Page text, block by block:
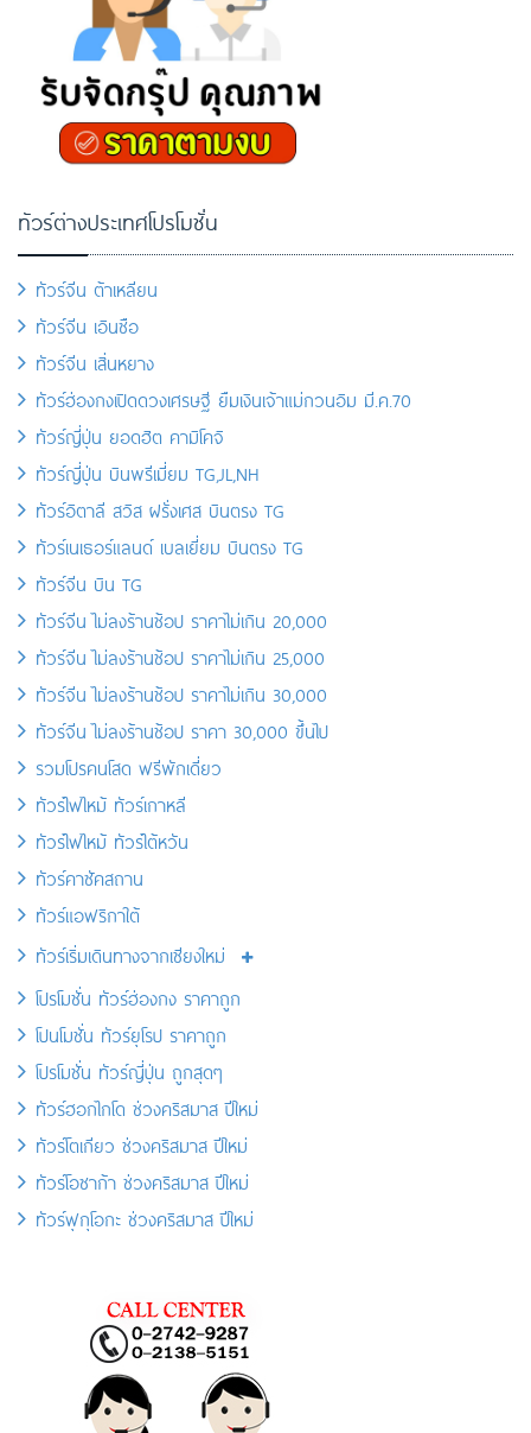
ทัวร์ต่างประเทศโปรโมชั่น
ทัวร์จีน ต้าเหลียน
ทัวร์จีน เอินซือ
ทัวร์จีน เสิ่นหยาง
ทัวร์ฮ่องกงเปิดดวงเศรษฐี ยืมเงินเจ้าแม่กวนอิม มี.ค.70
ทัวร์ญี่ปุ่น ยอดฮิต คามิโคจิ
ทัวร์ญี่ปุ่น บินพรีเมี่ยม TG,JL,NH
ทัวร์อิตาลี สวิส ฝรั่งเศส บินตรง TG
ทัวร์เนเธอร์แลนด์ เบลเยี่ยม บินตรง TG
ทัวร์จีน บิน TG
ทัวร์จีน ไม่ลงร้านช้อป ราคาไม่เกิน 20,000
ทัวร์จีน ไม่ลงร้านช้อป ราคาไม่เกิน 25,000
ทัวร์จีน ไม่ลงร้านช้อป ราคาไม่เกิน 30,000
ทัวร์จีน ไม่ลงร้านช้อป ราคา 30,000 ขึ้นไป
รวมโปรคนโสด ฟรีพักเดี่ยว
ทัวร์ไฟไหม้ ทัวร์เกาหลี
ทัวร์ไฟไหม้ ทัวร์ไต้หวัน
ทัวร์คาซัคสถาน
ทัวร์แอฟริกาใต้
ทัวร์เริ่มเดินทางจากเชียงใหม่
โปรโมชั่น ทัวร์ฮ่องกง ราคาถูก
โปนโมชั่น ทัวร์ยุโรป ราคาถูก
โปรโมชั่น ทัวร์ญี่ปุ่น ถูกสุดๆ
ทัวร์ฮอกไกโด ช่วงคริสมาส ปีใหม่
ทัวร์โตเกียว ช่วงคริสมาส ปีใหม่
ทัวร์โอซาก้า ช่วงคริสมาส ปีใหม่
ทัวร์ฟุกุโอกะ ช่วงคริสมาส ปีใหม่